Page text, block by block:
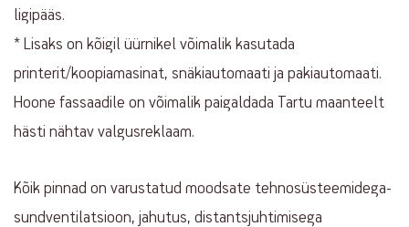
ligipääs.
* Lisaks on kõigil üürnikel võimalik kasutada
printerit/koopiamasinat, snäkiautomaati ja pakiautomaati.
Hoone fassaadile on võimalik paigaldada Tartu maanteelt
hästi nähtav valgusreklaam.
Kõik pinnad on varustatud moodsate tehnosüsteemidega-
sundventilatsioon, jahutus, distantsjuhtimisega